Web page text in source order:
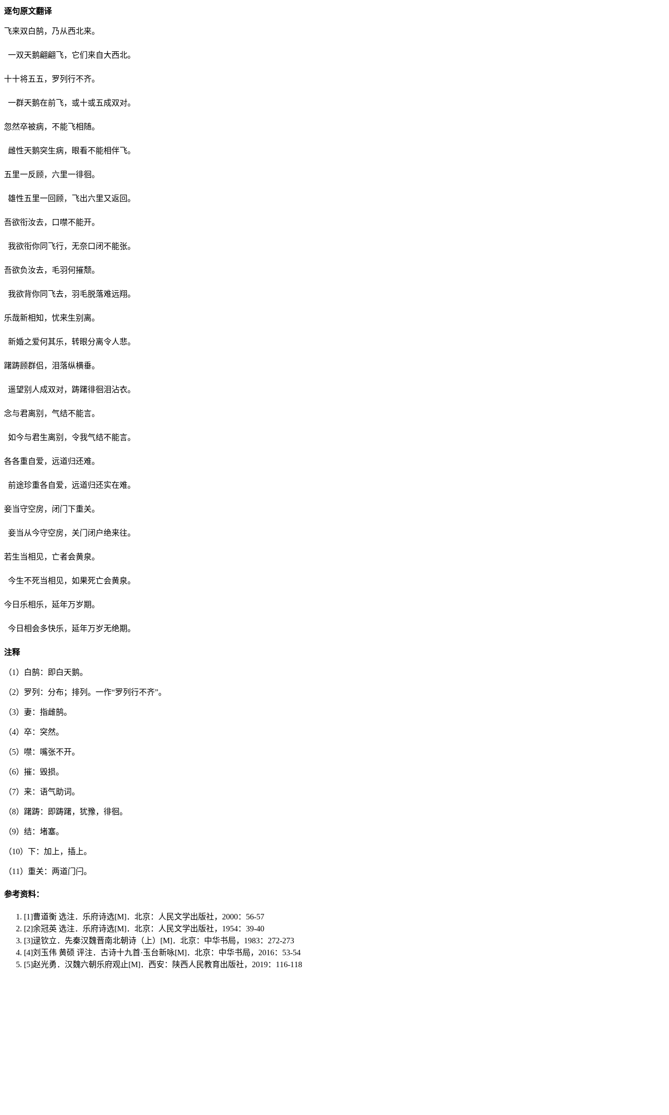
逐句原文翻译
飞来双白鹄，乃从西北来。
一双天鹅翩翩飞，它们来自大西北。
十十将五五，罗列行不齐。
一群天鹅在前飞，或十或五成双对。
忽然卒被病，不能飞相随。
雌性天鹅突生病，眼看不能相伴飞。
五里一反顾，六里一徘徊。
雄性五里一回顾，飞出六里又返回。
吾欲衔汝去，口噤不能开。
我欲衔你同飞行，无奈口闭不能张。
吾欲负汝去，毛羽何摧颓。
我欲背你同飞去，羽毛脱落难远翔。
乐哉新相知，忧来生别离。
新婚之爱何其乐，转眼分离令人悲。
躇踌顾群侣，泪落纵横垂。
遥望别人成双对，踌躇徘徊泪沾衣。
念与君离别，气结不能言。
如今与君生离别，令我气结不能言。
各各重自爱，远道归还难。
前途珍重各自爱，远道归还实在难。
妾当守空房，闭门下重关。
妾当从今守空房，关门闭户绝来往。
若生当相见，亡者会黄泉。
今生不死当相见，如果死亡会黄泉。
今日乐相乐，延年万岁期。
今日相会多快乐，延年万岁无绝期。
注释
（1） 白鹄：即白天鹅。
（2） 罗列：分布；排列。一作“罗列行不齐”。
（3） 妻：指雌鹄。
（4） 卒：突然。
（5） 噤：嘴张不开。
（6） 摧：毁损。
（7） 来：语气助词。
（8） 躇踌：即踌躇，犹豫，徘徊。
（9） 结：堵塞。
（10） 下：加上，插上。
（11） 重关：两道门闩。
参考资料：
[1]曹道衡 选注．乐府诗选[M]．北京：人民文学出版社，2000：56-57
[2]余冠英 选注．乐府诗选[M]．北京：人民文学出版社，1954：39-40
[3]逯钦立．先秦汉魏晋南北朝诗（上）[M]．北京：中华书局，1983：272-273
[4]刘玉伟 黄硕 评注．古诗十九首·玉台新咏[M]．北京：中华书局，2016：53-54
[5]赵光勇．汉魏六朝乐府观止[M]．西安：陕西人民教育出版社，2019：116-118